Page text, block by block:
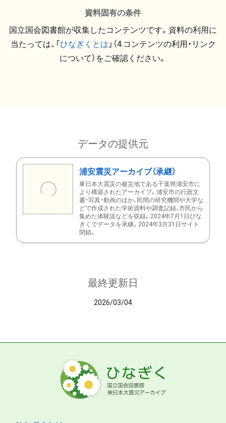
資料固有の条件
国立国会図書館が収集したコンテンツです。資料の利用に
当たっては、「ひなぎくとは 」（4.コンテンツの利用・リンク
について）をご確認ください。
データの提供元
浦安震災アーカイブ（承継）
東日本大震災の被災地である千葉県浦安市に
より構築されたアーカイブ。浦安市の行政文
書・写真・動画のほか、民間の研究機関や大学な
どで作成された学術資料や調査記録、市民から
集めた体験談などを収録。2024年7月1日ひな
ぎくでデータを承継。2024年3月31日サイト
閉鎖。
最終更新日
2026/03/04